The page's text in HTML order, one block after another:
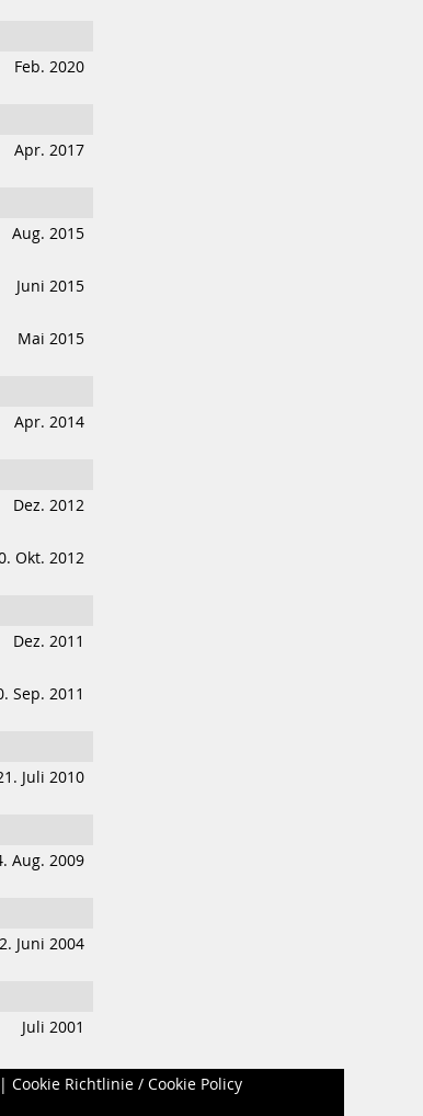
Feb. 2020
Apr. 2017
Aug. 2015
Juni 2015
Mai 2015
Apr. 2014
Dez. 2012
Okt. 2012
Dez. 2011
Sep. 2011
Juli 2010
Aug. 2009
Juni 2004
Juli 2001
| Cookie Richtlinie / Cookie Policy